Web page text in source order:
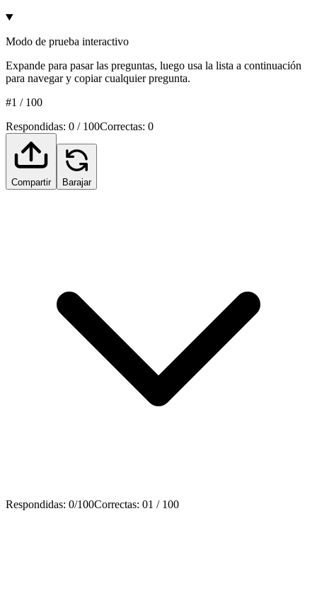
Modo de prueba interactivo
Expande para pasar las preguntas, luego usa la lista a continuación
para navegar y copiar cualquier pregunta.
#1 / 100
Respondidas: 0 / 100Correctas: 0
Compartir Barajar
Respondidas: 0/100Correctas: 01 / 100